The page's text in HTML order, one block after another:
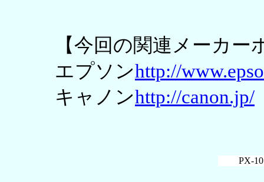
【今回の関連メーカー
エプソンhttp://
キャノンhttp://canon.jp/
PX-